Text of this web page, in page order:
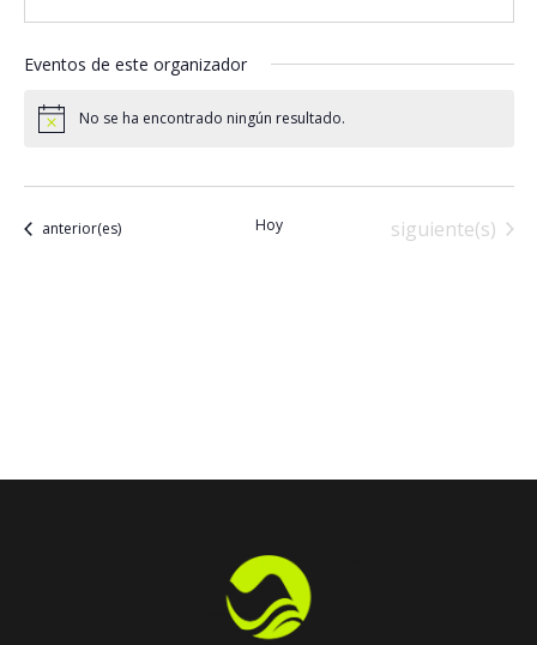
Eventos de este organizador
Aviso No se ha encontrado ningún resultado.
Eventos
anterior(es) Hoy Eventos
siguiente(s)